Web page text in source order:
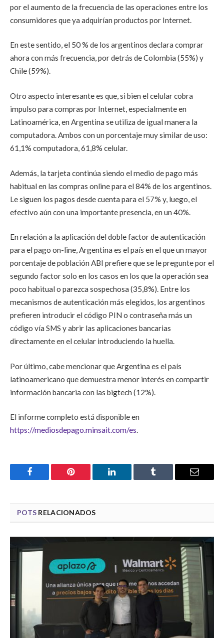
por el aumento de la frecuencia de las operaciones entre los
consumidores que ya adquirían productos por Internet.
En este sentido, el 50 % de los argentinos declara comprar
ahora con más frecuencia, por detrás de Colombia (55%) y
Chile (59%).
Otro aspecto interesante es que, si bien el celular cobra
impulso para compras por Internet, especialmente en
Latinoamérica, en Argentina se utiliza de igual manera la
computadora. Ambos con un porcentaje muy similar de uso:
61,1% computadora, 61,8% celular.
Además, la tarjeta continúa siendo el medio de pago más
habitual en las compras online para el 84% de los argentinos.
Le siguen los pagos desde cuenta para el 57% y, luego, el
efectivo aún con una importante presencia, en un 40%.
En relación a la aplicación del doble factor de autenticación
para el pago on-line, Argentina es el país en el que un mayor
porcentaje de población ABI prefiere que se le pregunte por el
segundo factor solo en los casos en los que la operación sea
poco habitual o parezca sospechosa (35,8%). Entre los
mecanismos de autenticación más elegidos, los argentinos
prefieren introducir el código PIN o contraseña más un
código vía SMS y abrir las aplicaciones bancarias
directamente en el celular introduciendo la huella.
Por último, cabe mencionar que Argentina es el país
latinoamericano que demuestra menor interés en compartir
información bancaria con las bigtech (12%).
El informe completo está disponible en
https://mediosdepago.minsait.com/es.
Facebook Pinterest LinkedIn Tumblr Email
POTS RELACIONADOS